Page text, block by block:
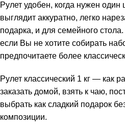
Рулет удобен, когда нужен один
выглядит аккуратно, легко
подарка, и для семейного
если Вы не хотите собирать
предпочитаете более
Рулет классический 1 кг — как
заказать домой, взять к чаю,
выбрать как сладкий подарок
композиции.